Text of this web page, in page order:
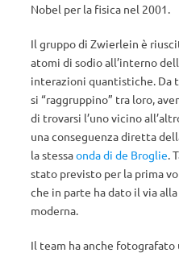
Nobel per la fisica nel 2001.
Il gruppo di Zwierlein è
atomi di sodio all’interno
interazioni quantistiche. Da
si “raggruppino” tra loro,
di trovarsi l’uno vicino
una conseguenza diretta
la stessaonda di de Broglie.
stato previsto per la prima
che in parte ha dato il via
moderna.
Il team ha anche fotografato